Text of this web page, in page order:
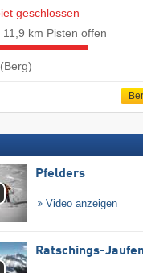
geschlossen
11,9 km Pisten offen
Pfelders
Video anzeigen
Ratschings-